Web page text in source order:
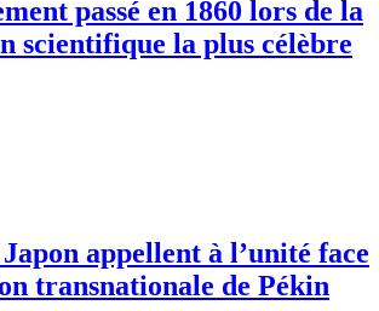
passé en 1860 lors de la
scientifique la plus célèbre
appellent à l’unité face
transnationale de Pékin